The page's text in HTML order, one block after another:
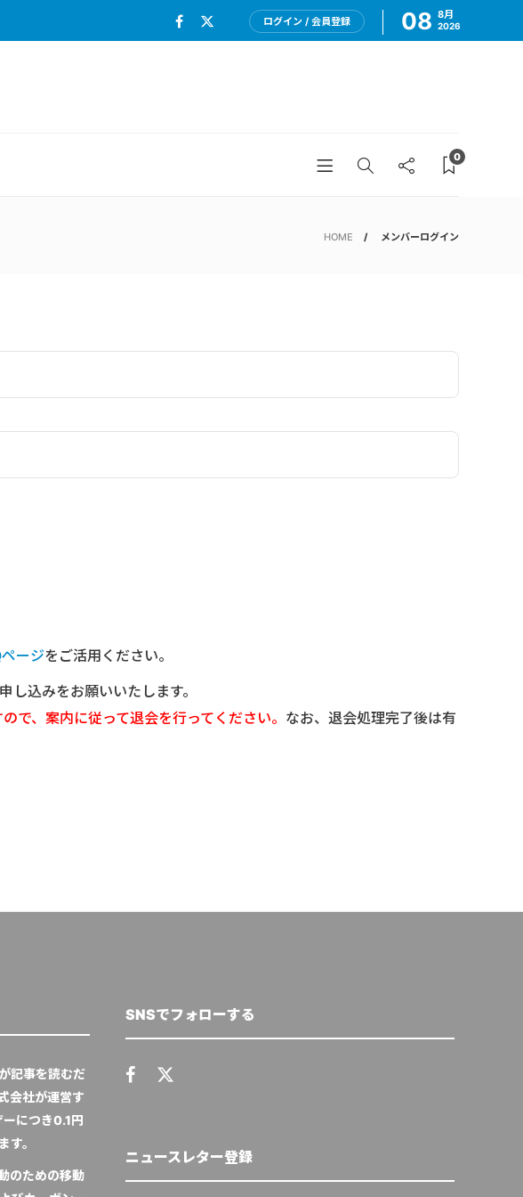
ログイン / 会員登録 08 8月
2026
0
HOME メンバーログイン
ージをご活用ください。
し込みをお願いいたします。
で、案内に従って退会を行ってください。 なお、退会処理完了後は有
記事を読むだ
会社が運営す
ーにつき0.1円
す。
のための移動
SNSでフォローする
ニュースレター登録